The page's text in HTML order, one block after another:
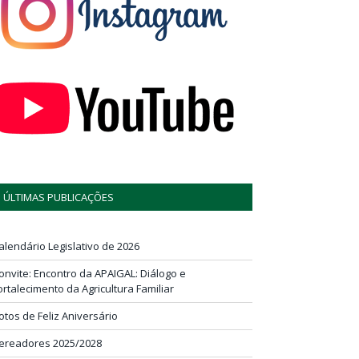
ÚLTIMAS PUBLICAÇÕES
Legislativo de 2026
Encontro da APAIGAL: Diálogo e
da Agricultura Familiar
de Feliz Aniversário
2025/2028